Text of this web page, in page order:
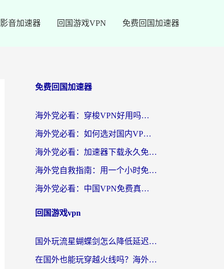
影音加速器 回国游戏VPN 免费回国加速器
免费回国加速器
海外党必看：穿梭VPN好用吗？和云帆VPN对比哪个回国效果更好？附真实测评+避坑指南
海外党必看：如何选对国内VPN，实现无缝访问国内资源？
海外党必看：加速器下载永久免费版真的存在吗？教你无缝访问国内资源的正确姿势
海外党自救指南：用一个小时免费加速器，轻松打破国内资源访问壁垒？
海外党必看：中国VPN免费真的靠谱吗？手把手教你选对回国加速器
回国游戏vpn
国外玩流星蝴蝶剑怎么降低延迟？海外党必看的加速秘籍（含欧洲鸣潮&彩虹岛优化攻略）
在国外也能玩穿越火线吗？海外玩家国服游戏畅玩终极指南